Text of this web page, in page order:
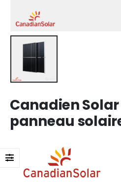
Canadien Solar
panneau